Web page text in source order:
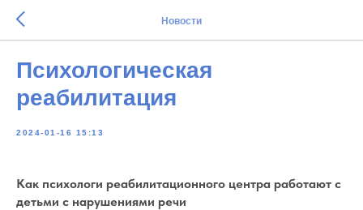
Новости
Психологическая
реабилитация
2024-01-16 15:13
Как психологи реабилитационного центра работают с
детьми с нарушениями речи